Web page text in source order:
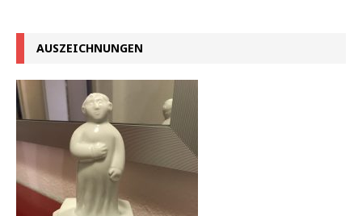
AUSZEICHNUNGEN